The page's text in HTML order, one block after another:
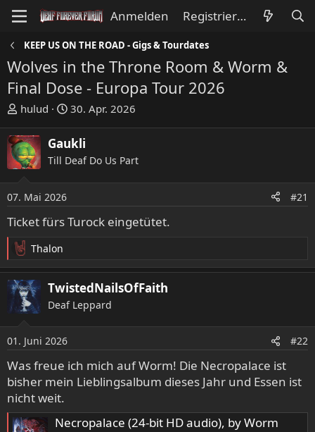
Anmelden Registrieren
KEEP US ON THE ROAD - Gigs & Tourdates
Wolves in the Throne Room & Worm &
Final Dose - Europa Tour 2026
E
s
t
e
l
r
hulud
E
s
t
e
l
a
30. Apr. 2026
Gaukli
Till Deaf Do Us Part
07. Mai 2026 #21
Ticket fürs Turock eingetütet.
R
e
a
k
n
e
n
:
Thalon
TwistedNailsOfFaith
Deaf Leppard
01. Juni 2026 #22
Was freue ich mich auf Worm! Die Necropalace ist
bisher mein Lieblingsalbum dieses Jahr und Essen ist
nicht weit.
Necropalace (24-bit HD audio), by Worm